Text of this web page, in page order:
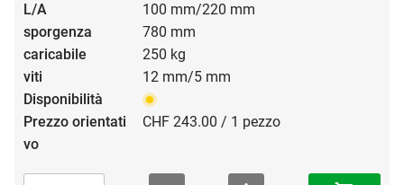
100 mm/220 mm
780 mm
250 kg
12 mm/5 mm
CHF 243.00 / 1 pezzo